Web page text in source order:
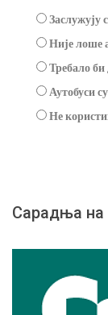
Заслужују
Није лоше
Требало
Аутобуси
Не
Сарадња на